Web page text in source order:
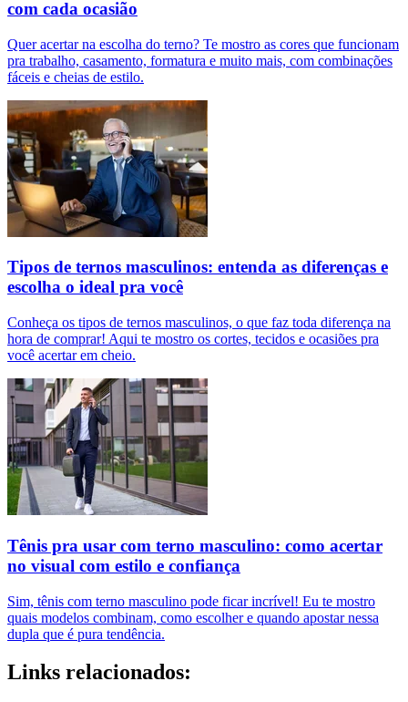
com cada ocasião
Quer acertar na escolha do terno? Te mostro as cores que funcionam
pra trabalho, casamento, formatura e muito mais, com combinações
fáceis e cheias de estilo.
Tipos de ternos masculinos: entenda as diferenças e
escolha o ideal pra você
Conheça os tipos de ternos masculinos, o que faz toda diferença na
hora de comprar! Aqui te mostro os cortes, tecidos e ocasiões pra
você acertar em cheio.
Tênis pra usar com terno masculino: como acertar
no visual com estilo e confiança
Sim, tênis com terno masculino pode ficar incrível! Eu te mostro
quais modelos combinam, como escolher e quando apostar nessa
dupla que é pura tendência.
Links relacionados: